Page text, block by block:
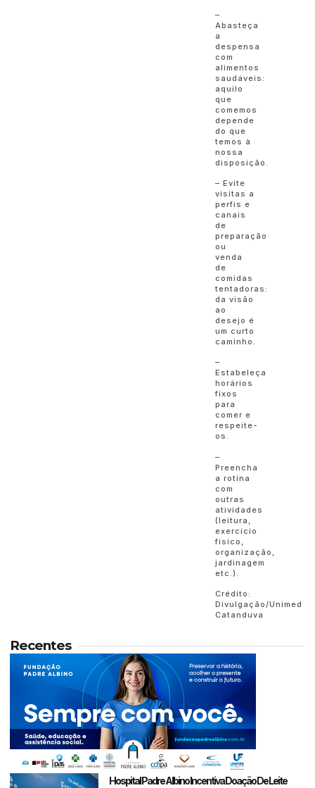
–
Abasteça
a
despensa
com
alimentos
saudáveis:
aquilo
que
comemos
depende
do que
temos à
nossa
disposição.
– Evite
visitas a
perfis e
canais
de
preparação
ou
venda
de
comidas
tentadoras:
da visão
ao
desejo é
um curto
caminho.
–
Estabeleça
horários
fixos
para
comer e
respeite-
os.
–
Preencha
a rotina
com
outras
atividades
(leitura,
exercício
físico,
organização,
jardinagem
etc.).
Crédito:
Divulgação/Unimed
Catanduva
Recentes
Hospital Padre Albino Incentiva Doação De Leite